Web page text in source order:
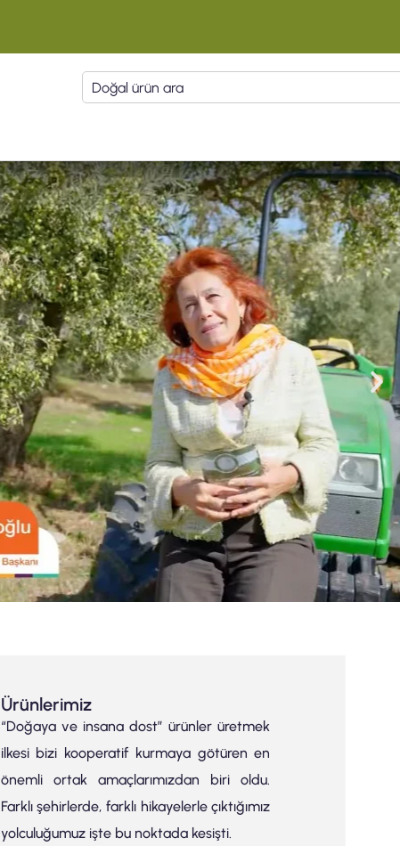
Ürünlerimiz
“Doğaya ve insana dost” ürünler üretmek
ilkesi bizi kooperatif kurmaya götüren en
önemli ortak amaçlarımızdan biri oldu.
Farklı şehirlerde, farklı hikayelerle çıktığımız
yolculuğumuz işte bu noktada kesişti.